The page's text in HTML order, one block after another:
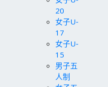
20
女子U-
17
女子U-
15
男子五
人制